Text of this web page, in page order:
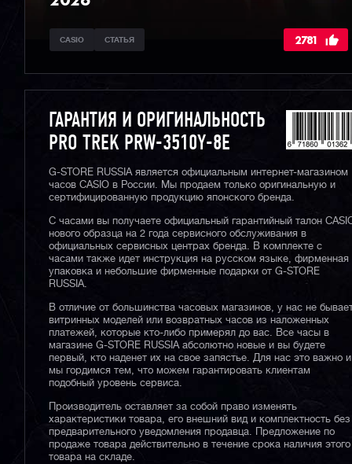
CASIO СТАТЬЯ 2781
ГАРАНТИЯ И ОРИГИНАЛЬНОСТЬ
PRO TREK PRW-3510Y-8E
G-STORE RUSSIA является официальным интернет-магазином
часов CASIO в России. Мы продаем только оригинальную и
сертифицированную продукцию японского бренда.
С часами вы получаете официальный гарантийный талон
нового образца на 2 года сервисного обслуживания в
официальных сервисных центрах бренда. В комплекте с
часами также идет инструкция на русском языке, фирменная
упаковка и небольшие фирменные подарки от G-STORE
RUSSIA.
В отличие от большинства часовых магазинов, у нас не
витринных моделей или возвратных часов из наложенных
платежей, которые кто-либо примерял до вас. Все часы в
магазине G-STORE RUSSIA абсолютно новые и вы будете
первый, кто наденет их на свое запястье. Для нас это важно и
мы гордимся тем, что можем гарантировать клиентам
подобный уровень сервиса.
Производитель оставляет за собой право изменять
характеристики товара, его внешний вид и комплектность без
предварительного уведомления продавца. Предложение по
продаже товара действительно в течение срока наличия этого
товара на складе.